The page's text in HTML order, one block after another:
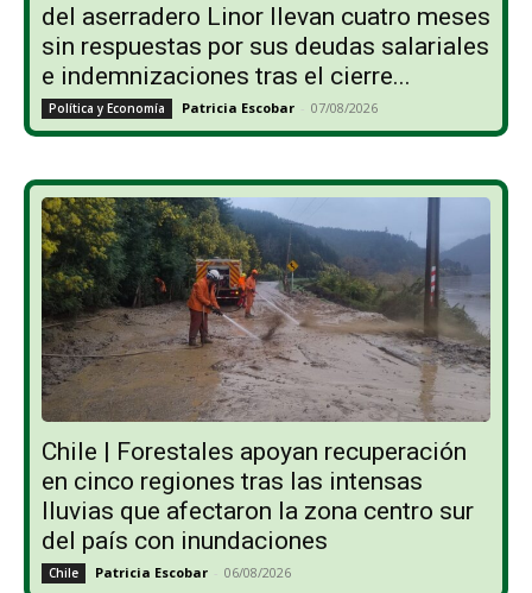
del aserradero Linor llevan cuatro meses
sin respuestas por sus deudas salariales
e indemnizaciones tras el cierre...
Política y Economía Patricia Escobar - 07/08/2026
Chile | Forestales apoyan recuperación
en cinco regiones tras las intensas
lluvias que afectaron la zona centro sur
del país con inundaciones
Chile Patricia Escobar - 06/08/2026